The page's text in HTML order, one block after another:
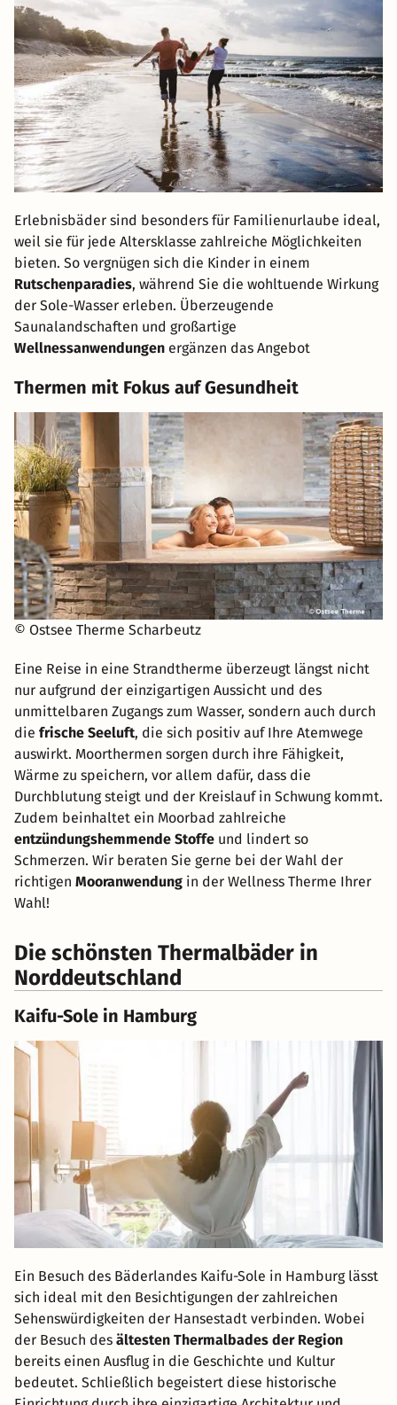
Erlebnisbäder sind besonders für Familienurlaube ideal,
weil sie für jede Altersklasse zahlreiche Möglichkeiten
bieten. So vergnügen sich die Kinder in einem
Rutschenparadies, während Sie die wohltuende Wirkung
der Sole-Wasser erleben. Überzeugende
Saunalandschaften und großartige
Wellnessanwendungen ergänzen das Angebot
Thermen mit Fokus auf Gesundheit
© Ostsee Therme Scharbeutz
Eine Reise in eine Strandtherme überzeugt längst nicht
nur aufgrund der einzigartigen Aussicht und des
unmittelbaren Zugangs zum Wasser, sondern auch durch
die frische Seeluft, die sich positiv auf Ihre Atemwege
auswirkt. Moorthermen sorgen durch ihre Fähigkeit,
Wärme zu speichern, vor allem dafür, dass die
Durchblutung steigt und der Kreislauf in Schwung kommt.
Zudem beinhaltet ein Moorbad zahlreiche
entzündungshemmende Stoffe und lindert so
Schmerzen. Wir beraten Sie gerne bei der Wahl der
richtigen Mooranwendung in der Wellness Therme Ihrer
Wahl!
Die schönsten Thermalbäder in
Norddeutschland
Kaifu-Sole in Hamburg
Ein Besuch des Bäderlandes Kaifu-Sole in Hamburg lässt
sich ideal mit den Besichtigungen der zahlreichen
Sehenswürdigkeiten der Hansestadt verbinden. Wobei
der Besuch des ältesten Thermalbades der Region
bereits einen Ausflug in die Geschichte und Kultur
bedeutet. Schließlich begeistert diese historische